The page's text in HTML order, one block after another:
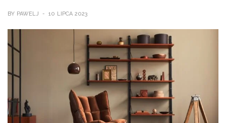
BY PAWELJ 10 LIPCA 2023